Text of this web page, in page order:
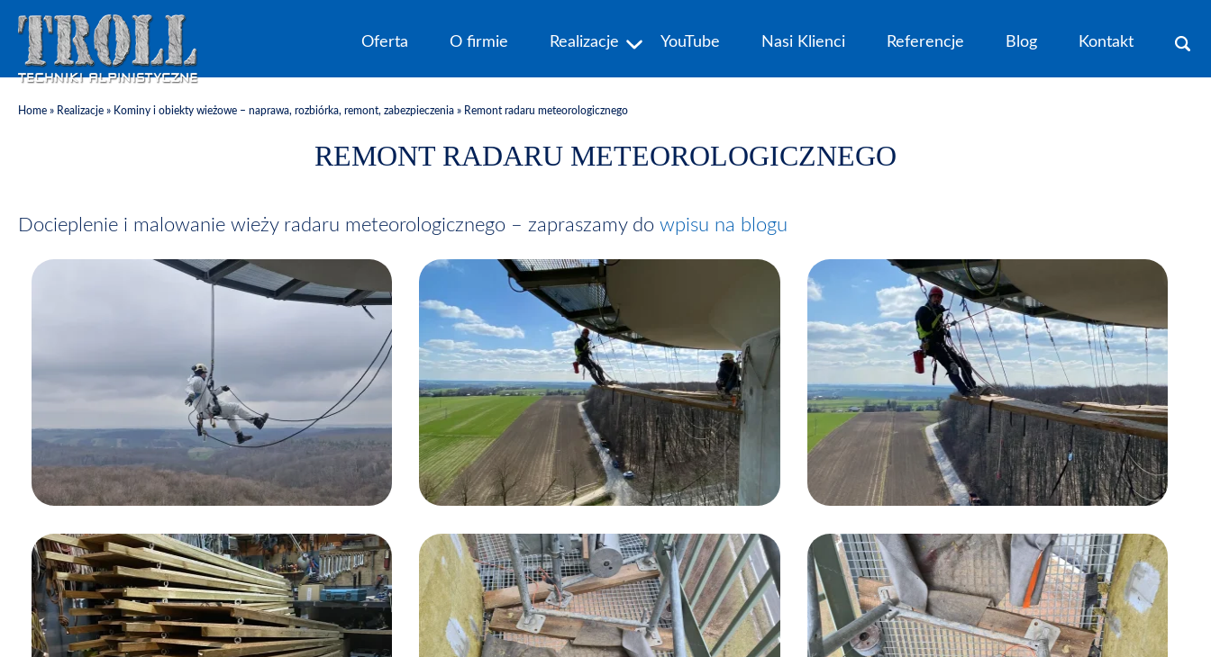
Oferta O firmie Realizacje YouTube Nasi Klienci Referencje Blog Kontakt
Home » Realizacje » Kominy i obiekty wieżowe – naprawa, rozbiórka, remont, zabezpieczenia » Remont radaru meteorologicznego
REMONT RADARU METEOROLOGICZNEGO
Docieplenie i malowanie wieży radaru meteorologicznego – zapraszamy do wpisu na blogu